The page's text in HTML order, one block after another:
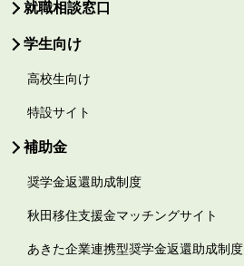
就職相談窓口
学生向け
高校生向け
特設サイト
補助金
奨学金返還助成制度
秋田移住支援金マッチングサイト
あきた企業連携型奨学金返還助成制度